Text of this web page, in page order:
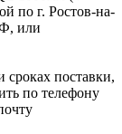
по г. Ростов-на-
или
поставки,
по телефону